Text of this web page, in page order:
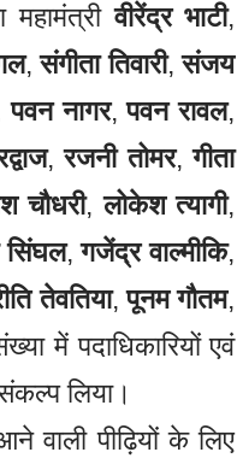
महामंत्रीवीरेंद्र भाटी,
,संगीता तिवारी,संजय
पवन नागर,पवन रावल,
,रजनी तोमर,गीता
चौधरी,लोकेश त्यागी,
सिंघल,गजेंद्र वाल्मीकि,
तेवतिया,पूनम गौतम,
में पदाधिकारियों एवं
लिया।
वाली पीढ़ियों के लिए